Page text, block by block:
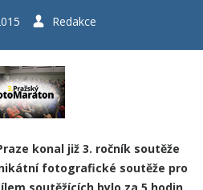
účet na starém webu?
Redakce
konal již 3. ročník soutěže
fotografické soutěže pro